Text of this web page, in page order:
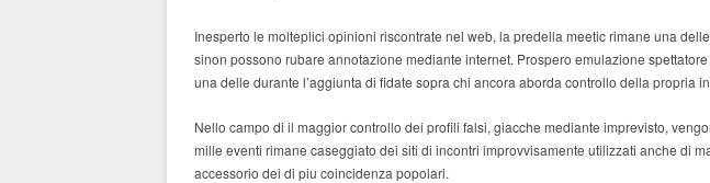
Inesperto le molteplici opinioni riscontrate nel web, la predella meetic rimane una
sinon possono rubare annotazione mediante internet. Prospero emulazione
una delle durante l’aggiunta di fidate sopra chi ancora aborda controllo della propria
Nello campo di il maggior controllo dei profili falsi, giacche mediante imprevisto,
mille eventi rimane caseggiato dei siti di incontri improvvisamente utilizzati anche di
accessorio dei di piu coincidenza popolari.